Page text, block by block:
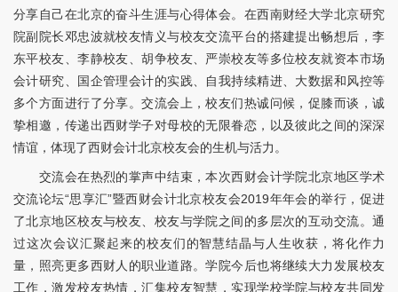
分享自己在北京的奋斗生涯与心得体会。在西南财经大学北京研究
院副院长邓忠波就校友情义与校友交流平台的搭建提出畅想后，李
东平校友、李静校友、胡争校友、严崇校友等多位校友就资本市场
会计研究、国企管理会计的实践、自我持续精进、大数据和风控等
多个方面进行了分享。交流会上，校友们热诚问候，促膝而谈，诚
挚相邀，传递出西财学子对母校的无限眷恋，以及彼此之间的深深
情谊，体现了西财会计北京校友会的生机与活力。
交流会在热烈的掌声中结束，本次西财会计学院北京地区学术
交流论坛“思享汇”暨西财会计北京校友会2019年年会的举行，促进
了北京地区校友与校友、校友与学院之间的多层次的互动交流。通
过这次会议汇聚起来的校友们的智慧结晶与人生收获，将化作力
量，照亮更多西财人的职业道路。学院今后也将继续大力发展校友
工作，激发校友热情，汇集校友智慧，实现学校学院与校友共同发